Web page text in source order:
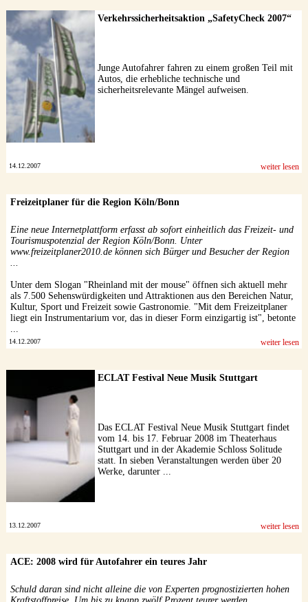
Verkehrssicherheitsaktion „SafetyCheck 2007“
Junge Autofahrer fahren zu einem großen Teil mit
Autos, die erhebliche technische und
sicherheitsrelevante Mängel aufweisen.
14.12.2007 weiter lesen
Freizeitplaner für die Region Köln/Bonn
Eine neue Internetplattform erfasst ab sofort einheitlich das Freizeit- und
Tourismuspotenzial der Region Köln/Bonn. Unter
www.freizeitplaner2010.de können sich Bürger und Besucher der Region
Unter dem Slogan "Rheinland mit der mouse" öffnen sich aktuell mehr
als 7.500 Sehenswürdigkeiten und Attraktionen aus den Bereichen Natur,
Kultur, Sport und Freizeit sowie Gastronomie. "Mit dem Freizeitplaner
liegt ein Instrumentarium vor, das in dieser Form einzigartig ist", betonte
14.12.2007 weiter lesen
ECLAT Festival Neue Musik Stuttgart
Das ECLAT Festival Neue Musik Stuttgart findet
vom 14. bis 17. Februar 2008 im Theaterhaus
Stuttgart und in der Akademie Schloss Solitude
statt. In sieben Veranstaltungen werden über 20
Werke, darunter ...
13.12.2007 weiter lesen
ACE: 2008 wird für Autofahrer ein teures Jahr
Schuld daran sind nicht alleine die von Experten prognostizierten hohen